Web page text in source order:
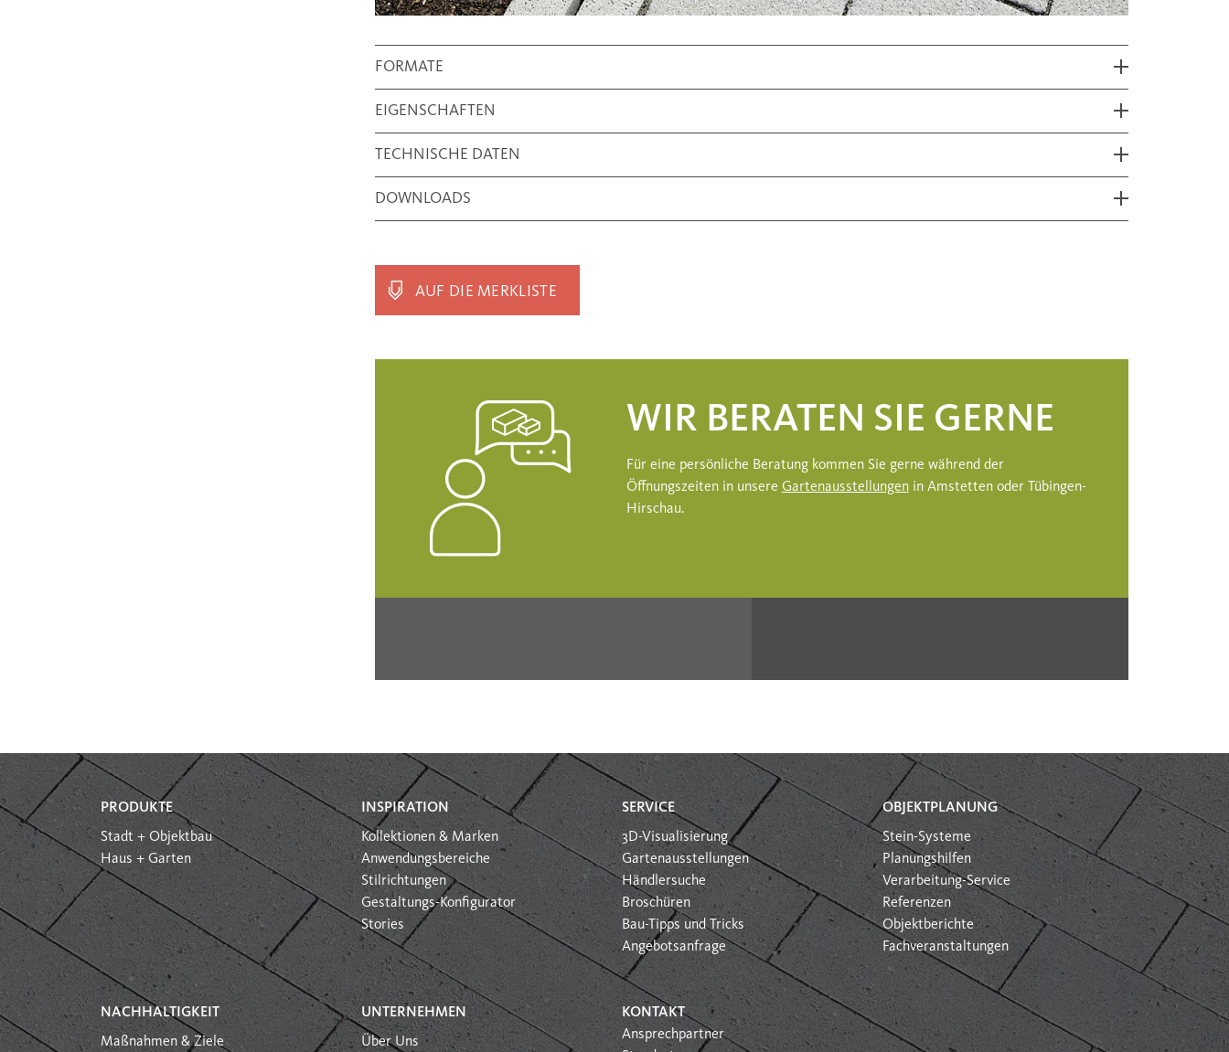
FORMATE
EIGENSCHAFTEN
TECHNISCHE DATEN
DOWNLOADS
AUF DIE MERKLISTE
WIR BERATEN SIE GERNE
Für eine persönliche Beratung kommen Sie gerne während der
Öffnungszeiten in unsere Gartenausstellungenin Amstetten oder Tübingen-
Hirschau.
PRODUKTE
Stadt + Objektbau
Haus + Garten
INSPIRATION
Kollektionen & Marken
Anwendungsbereiche
Stilrichtungen
Gestaltungs-Konfigurator
Stories
SERVICE
3D-Visualisierung
Gartenausstellungen
Händlersuche
Broschüren
Bau-Tipps und Tricks
Angebotsanfrage
OBJEKTPLANUNG
Stein-Systeme
Planungshilfen
Verarbeitung-Service
Referenzen
Objektberichte
Fachveranstaltungen
NACHHALTIGKEIT
Maßnahmen & Ziele
UNTERNEHMEN
Über Uns
KONTAKT
Ansprechpartner